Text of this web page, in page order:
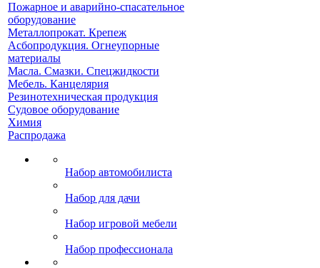
Пожарное и аварийно-спасательное
оборудование
Металлопрокат. Крепеж
Асбопродукция. Огнеупорные
материалы
Масла. Смазки. Спецжидкости
Мебель. Канцелярия
Резинотехническая продукция
Судовое оборудование
Химия
Распродажа
Набор автомобилиста
Набор для дачи
Набор игровой мебели
Набор профессионала